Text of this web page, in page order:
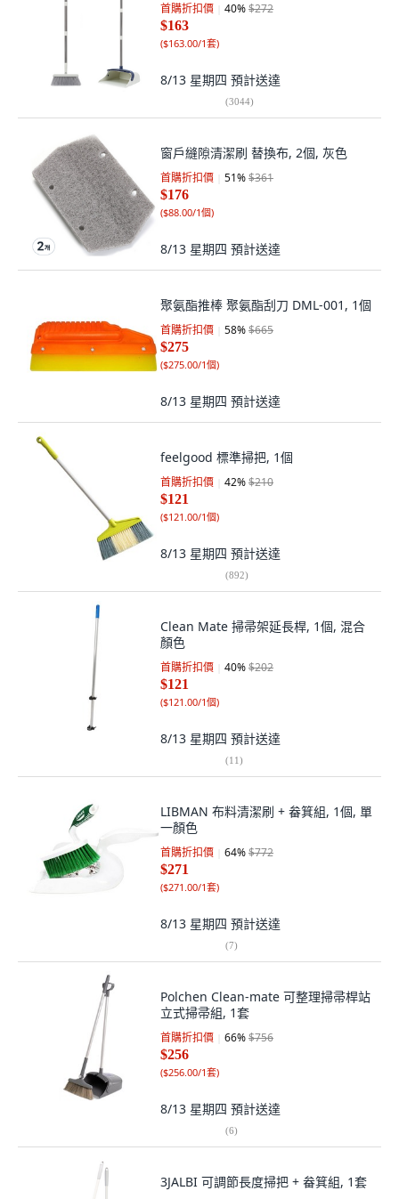
首購折扣價 40%$272
$163
($163.00/1套)
8/13 星期四 預計送達
(3044)
窗戶縫隙清潔刷 替換布, 2個, 灰色
首購折扣價 51%$361
$176
($88.00/1個)
8/13 星期四 預計送達
聚氨酯推棒 聚氨酯刮刀 DML-001, 1個
首購折扣價 58%$665
$275
($275.00/1個)
8/13 星期四 預計送達
feelgood 標準掃把, 1個
首購折扣價 42%$210
$121
($121.00/1個)
8/13 星期四 預計送達
(892)
Clean Mate 掃帚架延長桿, 1個, 混合
顏色
首購折扣價 40%$202
$121
($121.00/1個)
8/13 星期四 預計送達
(11)
LIBMAN 布料清潔刷 + 畚箕組, 1個, 單
一顏色
首購折扣價 64%$772
$271
($271.00/1套)
8/13 星期四 預計送達
(7)
Polchen Clean-mate 可整理掃帚桿站
立式掃帚組, 1套
首購折扣價 66%$756
$256
($256.00/1套)
8/13 星期四 預計送達
(6)
3JALBI 可調節長度掃把 + 畚箕組, 1套